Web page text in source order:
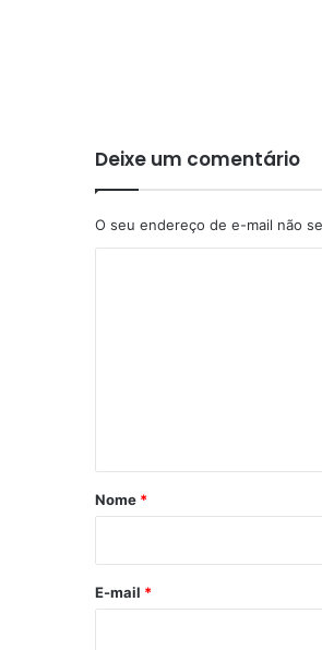
Deixe um comentário
O seu endereço de e-mail não
r
*
Nome *
E-mail *